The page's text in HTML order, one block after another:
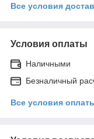
Все условия
Условия оплаты
Наличными
Безналичный
Все условия